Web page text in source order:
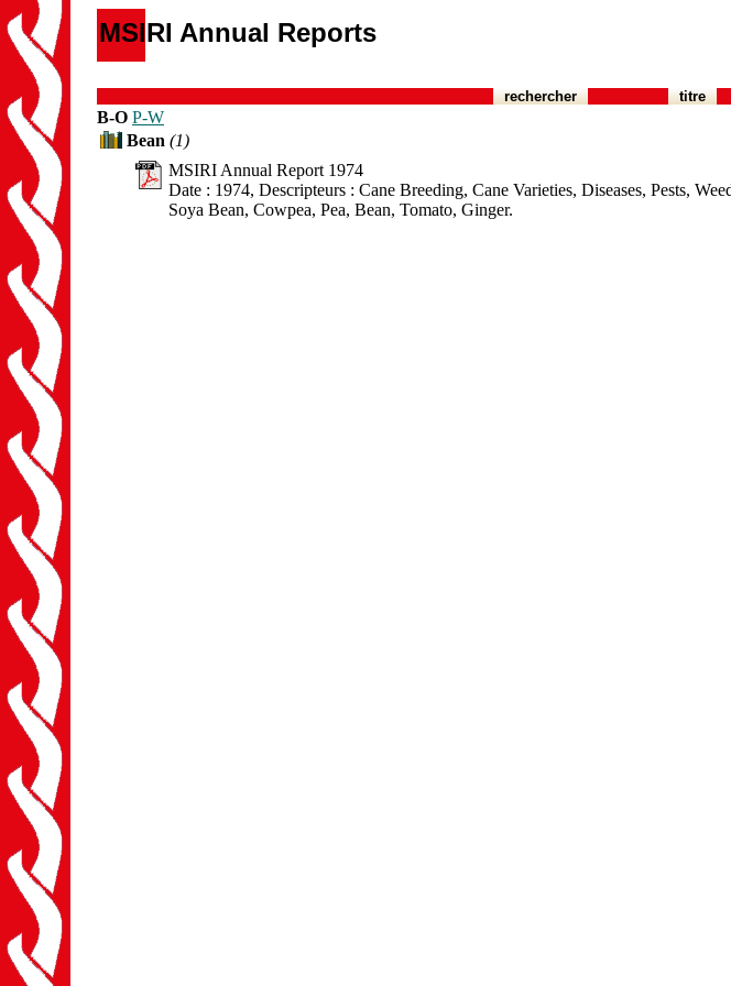
MSIRI Annual Reports
rechercher titre
B-O P-W
Bean (1)
MSIRI Annual Report 1974
Date : 1974, Descripteurs : Cane Breeding, Cane Varieties, Diseases, Pests,
Soya Bean, Cowpea, Pea, Bean, Tomato, Ginger.